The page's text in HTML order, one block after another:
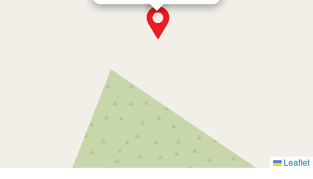
Leaflet